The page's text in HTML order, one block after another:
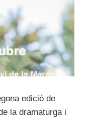
edició de
la dramaturga i